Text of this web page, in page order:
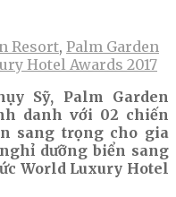
Resort, Palm Garden
Hotel Awards 2017
Sỹ, Palm Garden
danh với 02 chiến
sang trọng cho gia
dưỡng biển sang
World Luxury Hotel